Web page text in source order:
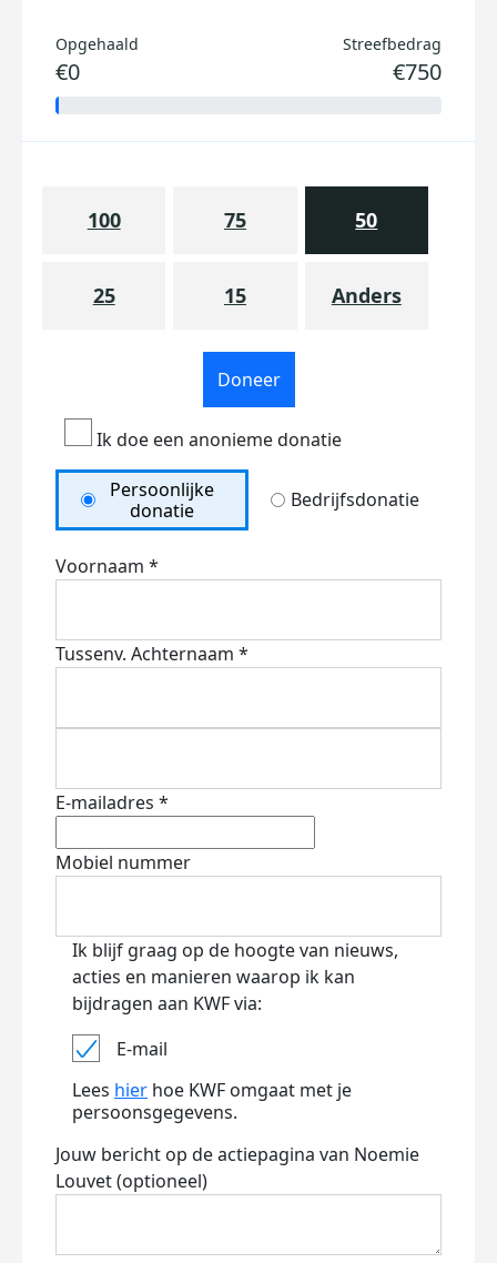
Opgehaald
€0
Streefbedrag
€750
100 75 50
25 15 Anders
Doneer
Ik doe een anonieme donatie
Persoonlijke
donatie
Bedrijfsdonatie
Voornaam *
Tussenv. Achternaam *
E-mailadres *
Mobiel nummer
Ik blijf graag op de hoogte van nieuws,
acties en manieren waarop ik kan
bijdragen aan KWF via:
E-mail
Lees hier hoe KWF omgaat met je
persoonsgegevens.
Jouw bericht op de actiepagina van Noemie
Louvet (optioneel)